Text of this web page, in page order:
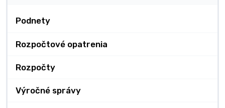
Podnety
Rozpočtové opatrenia
Rozpočty
Výročné správy